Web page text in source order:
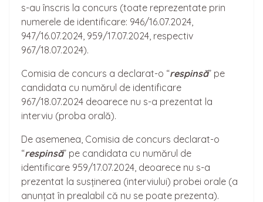
s-au înscris la concurs (toate reprezentate prin
numerele de identificare: 946/16.07.2024,
947/16.07.2024, 959/17.07.2024, respectiv
967/18.07.2024).
Comisia de concurs a declarat-o “respinsă” pe
candidata cu numărul de identificare
967/18.07.2024 deoarece nu s-a prezentat la
interviu (proba orală).
De asemenea, Comisia de concurs declarat-o
“respinsă” pe candidata cu numărul de
identificare 959/17.07.2024, deoarece nu s-a
prezentat la susținerea (interviului) probei orale (a
anunțat în prealabil că nu se poate prezenta).